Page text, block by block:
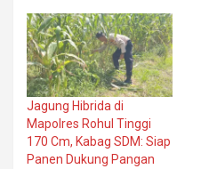
Jagung Hibrida di
Mapolres Rohul Tinggi
170 Cm, Kabag SDM: Siap
Panen Dukung Pangan